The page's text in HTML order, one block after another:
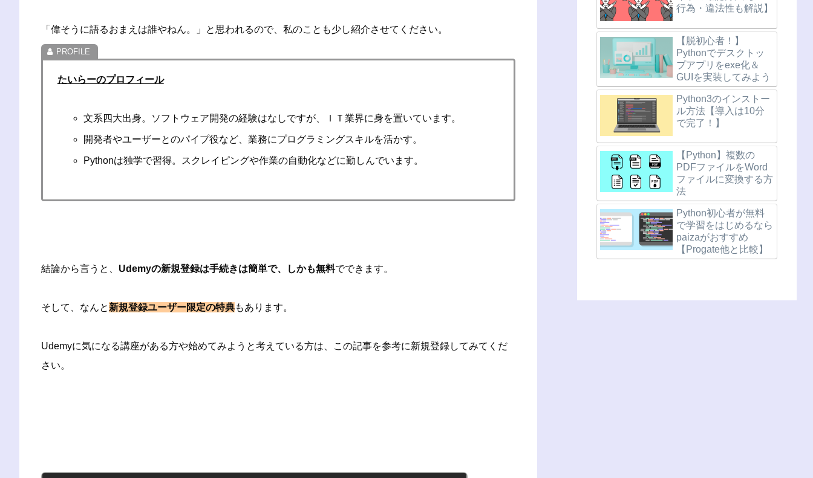
「偉そうに語るおまえは誰やねん。」と思われるので、私のことも少し紹介させてください。
たいらーのプロフィール
文系四大出身。ソフトウェア開発の経験はなしですが、ＩＴ業界に身を置いています。
開発者やユーザーとのパイプ役など、業務にプログラミングスキルを活かす。
Pythonは独学で習得。スクレイピングや作業の自動化などに勤しんでいます。
結論から言うと、 Udemyの新規登録は手続きは簡単で、しかも無料でできます。
そして、なんと 新規登録ユーザー限定の特典もあります。
Udemyに気になる講座がある方や始めてみようと考えている方は、この記事を参考に新規登録してみてくだ
さい。
行為・違法性も解説】
【脱初心者！】
Pythonでデスクトッ
プアプリをexe化＆
GUIを実装してみよう
Python3のインストー
ル方法【導入は10分
で完了！】
【Python】複数の
PDFファイルをWord
ファイルに変換する方
法
Python初心者が無料
で学習をはじめるなら
paizaがおすすめ
【Progate他と比較】